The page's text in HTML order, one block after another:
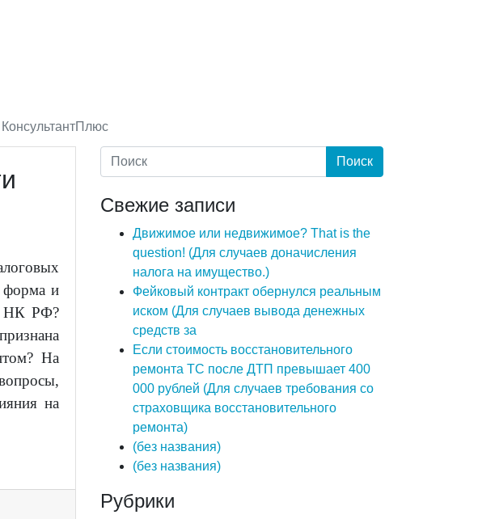
форма и
НК РФ?
На
на
Свежие записи
Движимое или недвижимое? That is the
question! (Для случаев доначисления
налога на имущество.)
Фейковый контракт обернулся реальным
иском (Для случаев вывода денежных
средств за
Если стоимость восстановительного
ремонта ТС после ДТП превышает 400
000 рублей (Для случаев требования со
страховщика восстановительного
ремонта)
(без названия)
(без названия)
Рубрики